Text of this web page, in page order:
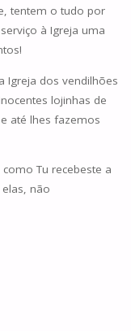
tentem o tudo por
à Igreja uma
Igreja dos vendilhões
lojinhas de
até lhes fazemos
Tu recebeste a
não